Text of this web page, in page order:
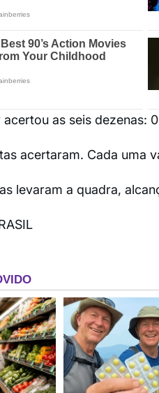
as seis dezenas:
acertaram. Cada uma
levaram a quadra,